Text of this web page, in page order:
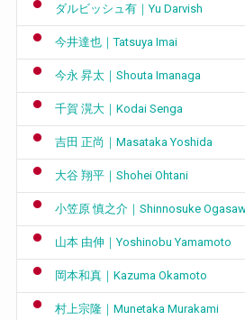
ダルビッシュ有｜Yu Darvish
今井達也｜Tatsuya Imai
今永 昇太｜Shouta Imanaga
千賀 滉大｜Kodai Senga
吉田 正尚｜Masataka Yoshida
大谷 翔平｜Shohei Ohtani
小笠原 慎之介｜Shinnosuke
山本 由伸｜Yoshinobu Yamamoto
岡本和真｜Kazuma Okamoto
村上宗隆｜Munetaka Murakami